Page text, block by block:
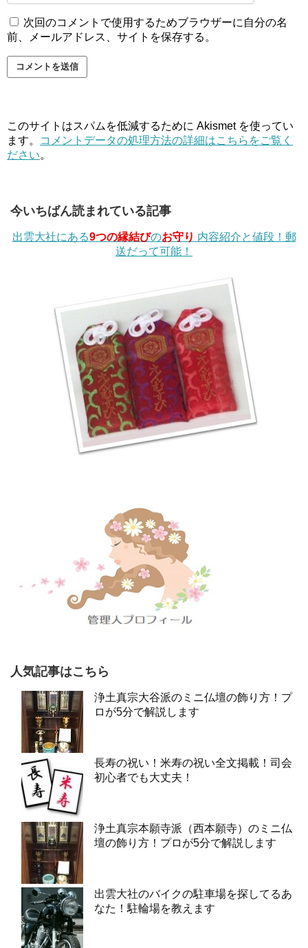
次回のコメントで使用するためブラウザーに自分の名
前、メールアドレス、サイトを保存する。
このサイトはスパムを低減するために Akismet を使ってい
ます。
コメントデータの処理方法の詳細はこちらをご覧く
ださい。
今いちばん読まれている記事
出雲大社にある9つの縁結びのお守り 内容紹介と値段！郵
送だって可能！
人気記事はこちら
浄土真宗大谷派のミニ仏壇の飾り方！プ
ロが5分で解説します
長寿の祝い！米寿の祝い全文掲載！司会
初心者でも大丈夫！
浄土真宗本願寺派（西本願寺）のミニ仏
壇の飾り方！プロが5分で解説します
出雲大社のバイクの駐車場を探してるあ
なた！駐輪場を教えます